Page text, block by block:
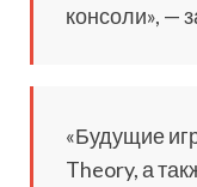
консоли», —
«Будущие
Theory, а